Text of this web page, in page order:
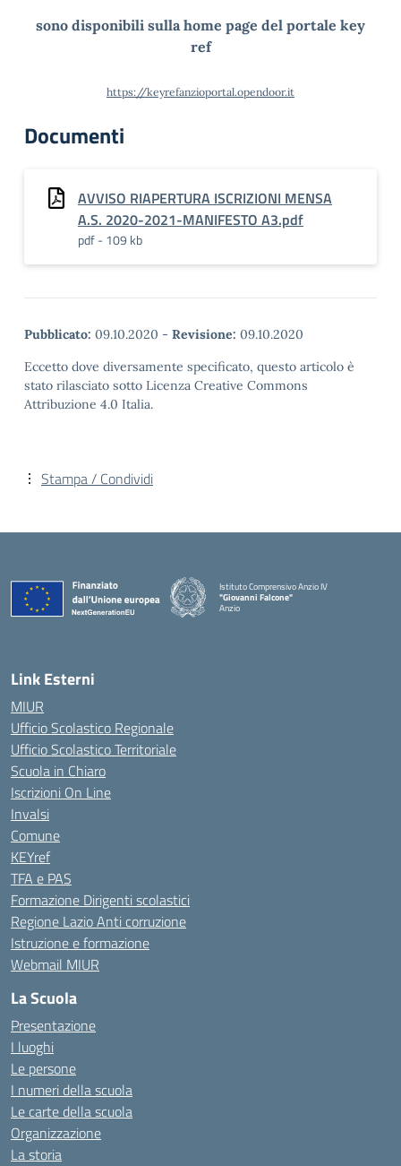
sono disponibili sulla home page del portale key
ref
https://keyrefanzioportal.opendoor.it
Documenti
AVVISO RIAPERTURA ISCRIZIONI MENSA
A.S. 2020-2021-MANIFESTO A3.pdf
pdf - 109 kb
Pubblicato: 09.10.2020 - Revisione: 09.10.2020
Eccetto dove diversamente specificato, questo articolo è
stato rilasciato sotto Licenza Creative Commons
Attribuzione 4.0 Italia.
Stampa / Condividi
Istituto Comprensivo Anzio IV
"Giovanni Falcone"
Anzio
Link Esterni
MIUR
Ufficio Scolastico Regionale
Ufficio Scolastico Territoriale
Scuola in Chiaro
Iscrizioni On Line
Invalsi
Comune
KEYref
TFA e PAS
Formazione Dirigenti scolastici
Regione Lazio Anti corruzione
Istruzione e formazione
Webmail MIUR
La Scuola
Presentazione
I luoghi
Le persone
I numeri della scuola
Le carte della scuola
Organizzazione
La storia